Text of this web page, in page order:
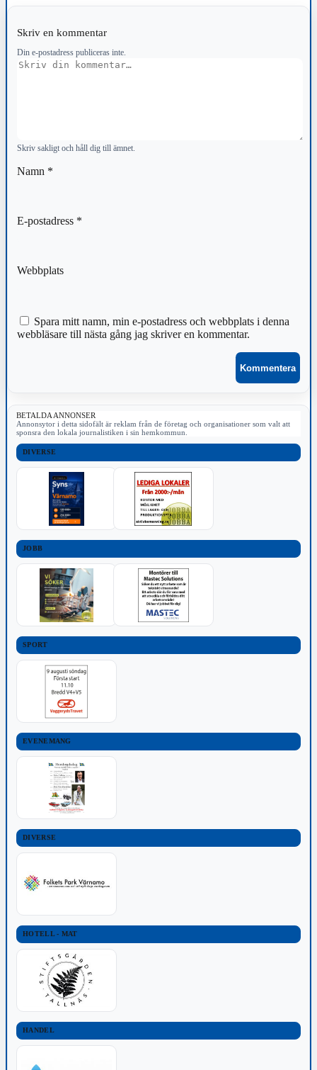
Skriv en kommentar
Din e-postadress publiceras inte.
Kommentar
Skriv sakligt och håll dig till ämnet.
Namn *
E-postadress *
Webbplats
Spara mitt namn, min e-postadress och webbplats i denna
webbläsare till nästa gång jag skriver en kommentar.
BETALDA ANNONSER
Annonsytor i detta sidofält är reklam från de företag och organisationer som valt att
sponsra den lokala journalistiken i sin hemkommun.
DIVERSE
JOBB
SPORT
EVENEMANG
DIVERSE
HOTELL - MAT
HANDEL